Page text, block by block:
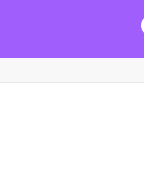
cô bị kẻ thù của ba mình bắt